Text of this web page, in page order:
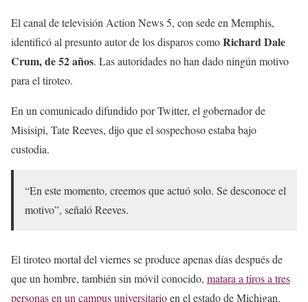
El canal de televisión Action News 5, con sede en Memphis,
identificó al presunto autor de los disparos comoRichard Dale
Crum, de 52 años. Las autoridades no han dado ningún motivo
para el tiroteo.
En un comunicado difundido por Twitter, el gobernador de
Misisipi, Tate Reeves, dijo que el sospechoso estaba bajo
custodia.
“En este momento, creemos que actuó solo. Se desconoce el
motivo”, señaló Reeves.
El tiroteo mortal del viernes se produce apenas días después de
que un hombre, también sin móvil conocido, matara a tiros a tres
personas en un campus universitarioen el estado de Michigan.